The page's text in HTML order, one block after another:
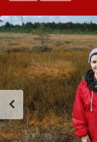
Другие
Сведения